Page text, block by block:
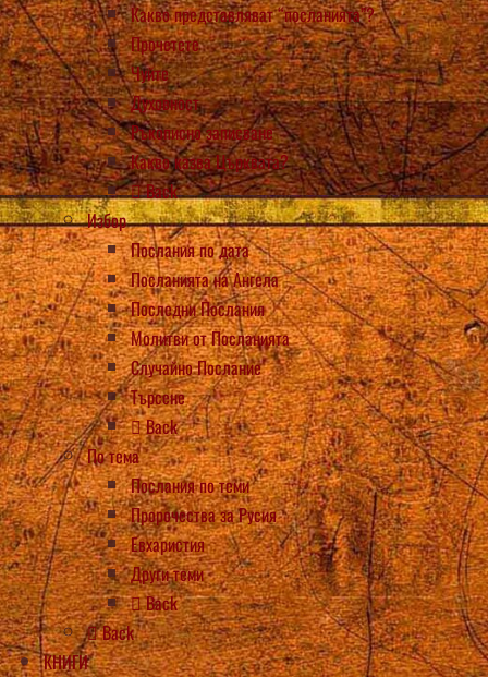
Какво представляват “посланията”?
Прочетете
Чуйте
Духовност
Ръкописно записване
Какво казва Църквата?
Back
Избор
Послания по дата
Посланията на Ангела
Последни Послания
Молитви от Посланията
Случайно Послание
Търсене
Back
По тема
Послания по теми
Пророчества за Русия
Евхаристия
Други теми
Back
Back
КНИГИ